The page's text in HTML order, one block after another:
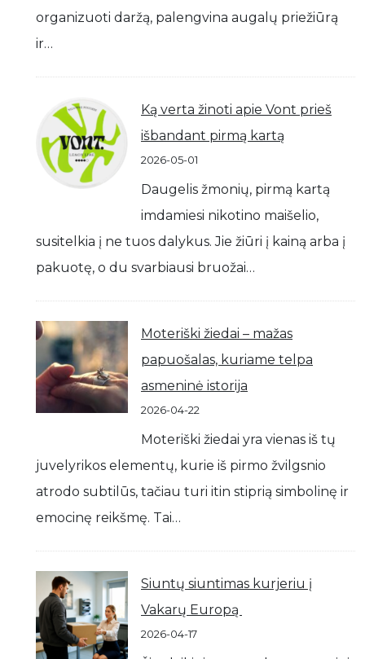
organizuoti daržą, palengvina augalų priežiūrą
ir…
Ką verta žinoti apie Vont prieš
išbandant pirmą kartą
2026-05-01
Daugelis žmonių, pirmą kartą
imdamiesi nikotino maišelio,
susitelkia į ne tuos dalykus. Jie žiūri į kainą arba į
pakuotę, o du svarbiausi bruožai…
Moteriški žiedai – mažas
papuošalas, kuriame telpa
asmeninė istorija
2026-04-22
Moteriški žiedai yra vienas iš tų
juvelyrikos elementų, kurie iš pirmo žvilgsnio
atrodo subtilūs, tačiau turi itin stiprią simbolinę ir
emocinę reikšmę. Tai…
Siuntų siuntimas kurjeriu į
Vakarų Europą
2026-04-17